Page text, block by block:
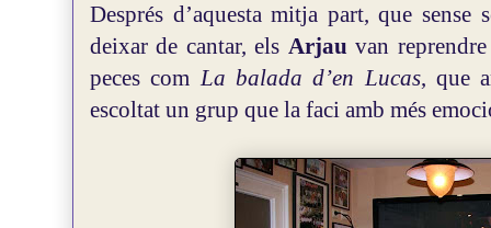
Després d’aquesta mitja part, que
deixar de cantar, els Arjau van
peces comLa balada d’en Lucas, que
escoltat un grup que la faci amb més